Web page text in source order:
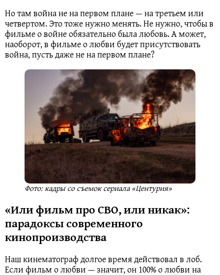
Но там война не на первом плане — на третьем или
четвертом. Это тоже нужно менять. Не нужно, чтобы в
фильме о войне обязательно была любовь. А может,
наоборот, в фильме о любви будет присутствовать
война, пусть даже не на первом плане?
Фото: кадры со съемок сериала «Центурия»
«Или фильм про СВО, или никак»:
парадоксы современного
кинопроизводства
Наш кинематограф долгое время действовал в лоб.
Если фильм о любви — значит, он 100% о любви на